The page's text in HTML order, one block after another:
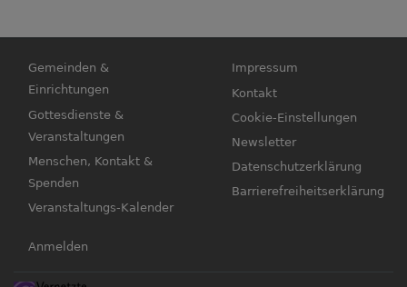
Hauptnavigation
Gemeinden &
Einrichtungen
Gottesdienste &
Veranstaltungen
Menschen, Kontakt &
Spenden
Veranstaltungs-Kalender
Fußbereichsmenü
Impressum
Kontakt
Cookie-Einstellungen
Newsletter
Datenschutzerklärung
Barrierefreiheitserklärung
Benutzermenü
Anmelden